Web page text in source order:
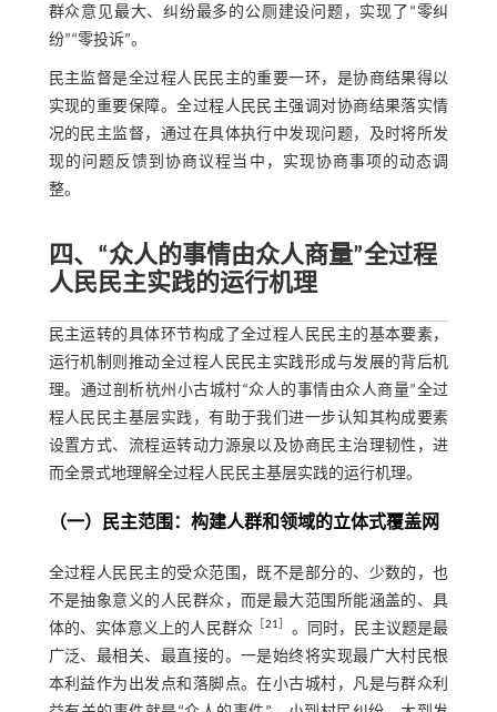
群众意见最大、纠纷最多的公厕建设问题，实现了“零纠
纷”“零投诉”。
民主监督是全过程人民民主的重要一环，是协商结果得以
实现的重要保障。全过程人民民主强调对协商结果落实情
况的民主监督，通过在具体执行中发现问题，及时将所发
现的问题反馈到协商议程当中，实现协商事项的动态调
整。
四、“众人的事情由众人商量”全过程
人民民主实践的运行机理
民主运转的具体环节构成了全过程人民民主的基本要素，
运行机制则推动全过程人民民主实践形成与发展的背后机
理。通过剖析杭州小古城村“众人的事情由众人商量”全过
程人民民主基层实践，有助于我们进一步认知其构成要素
设置方式、流程运转动力源泉以及协商民主治理韧性，进
而全景式地理解全过程人民民主基层实践的运行机理。
（一）民主范围：构建人群和领域的立体式覆盖网
全过程人民民主的受众范围，既不是部分的、少数的，也
不是抽象意义的人民群众，而是最大范围所能涵盖的、具
体的、实体意义上的人民群众 ［21
。同时，民主议题是最
广泛、最相关、最直接的。一是始终将实现最广大村民根
本利益作为出发点和落脚点。在小古城村，凡是与群众利